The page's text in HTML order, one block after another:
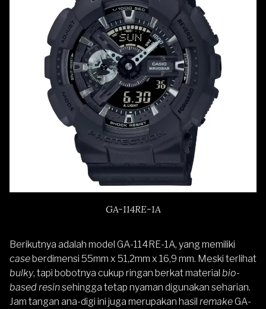
GA-114RE-1A
Berikutnya adalah model GA-114RE-1A, yang memiliki
caseberdimensi 55mm x 51,2mm x 16,9 mm. Meski terlihat
bulky, tapi bobotnya cukup ringan berkat material bio-
based resinsehingga tetap nyaman digunakan seharian.
Jam tangan ana-digi ini juga merupakan hasil remakeGA-